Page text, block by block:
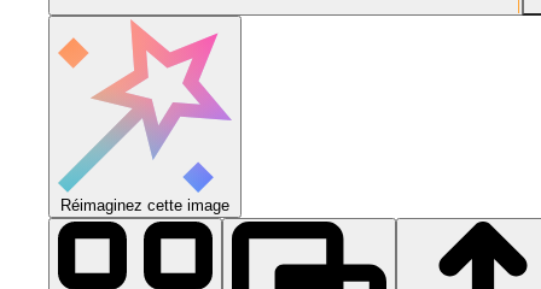
Réimaginez cette image